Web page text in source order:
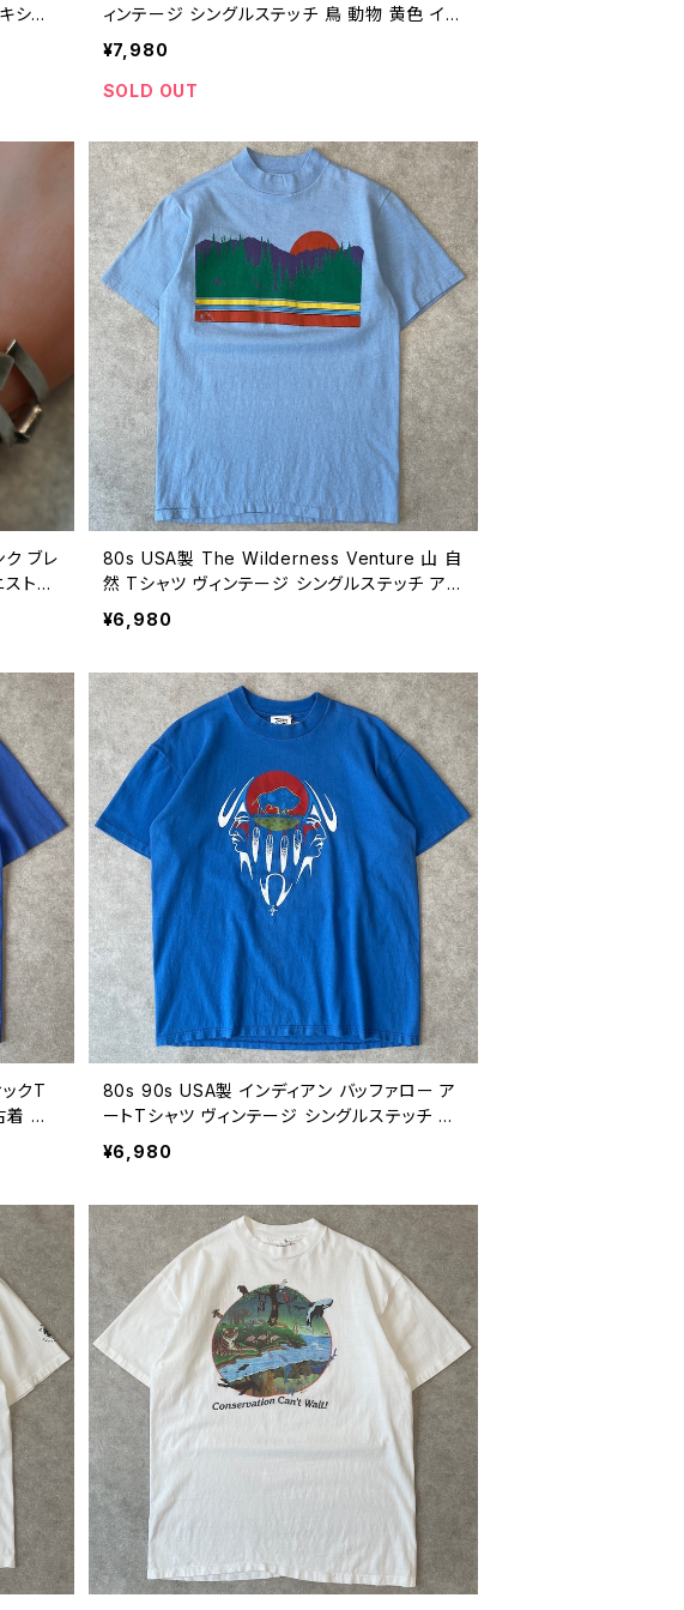
シカ
代
ィンテージ シングルステッチ 鳥 動物 黄色 イエ
ロー 絶滅危惧種 古着 80年代 90年代 ビンテ
ージ M 26072102
¥7,980
SOLD OUT
ブレ
ト
ィ
80s USA製 The Wilderness Venture 山 自
然 Tシャツ ヴィンテージ シングルステッチ アウ
トドア 水色 ライトブルー 古着 グラフィック 80
年代 ビンテージ S 26071004
¥6,980
クT
着 青
L 2
80s 90s USA製 インディアン バッファロー ア
ートTシャツ ヴィンテージ シングルステッチ ネ
イティブアメリカン 古着 青 ブルー 80年代 90
年代 ビンテージ L 26061406
¥6,980